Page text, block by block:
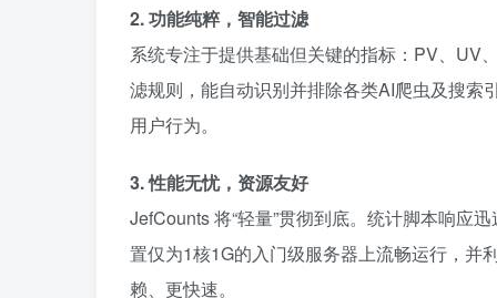
2. 功能纯粹，智能过滤
系统专注于提供基础但关键的指标：PV、UV
滤规则，能自动识别并排除各类AI爬虫及搜索
用户行为。
3. 性能无忧，资源友好
JefCounts 将“轻量”贯彻到底。统计脚本响应
置仅为1核1G的入门级服务器上流畅运行，并
赖、更快速。